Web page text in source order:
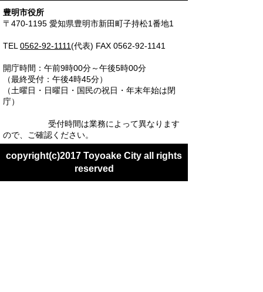
豊明市役所
〒470-1195 愛知県豊明市新田町子持松1番地1
TEL 0562-92-1111(代表) FAX 0562-92-1141
開庁時間：午前9時00分～午後5時00分
（最終受付：午後4時45分）
（土曜日・日曜日・国民の祝日・年末年始は閉
庁）
受付時間は業務によって異なります
ので、ご確認ください。
copyright(c)2017 Toyoake City all rights
reserved